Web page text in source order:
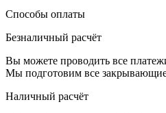
Способы оплаты
Безналичный расчёт
Вы можете проводить все
Мы подготовим все
Наличный расчёт